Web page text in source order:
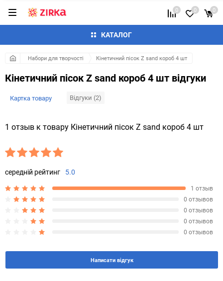
КАТАЛОГ
0 0 0
Набори для творчості Кінетичний пісок Z sand короб 4 шт
Кінетичний пісок Z sand короб 4 шт відгуки
Картка товару Відгуки (2)
1 отзыв к товару Кінетичний пісок Z sand короб 4 шт
5.0
середній рейтинг
1 отзыв
0 отзывов
0 отзывов
0 отзывов
0 отзывов
Написати відгук